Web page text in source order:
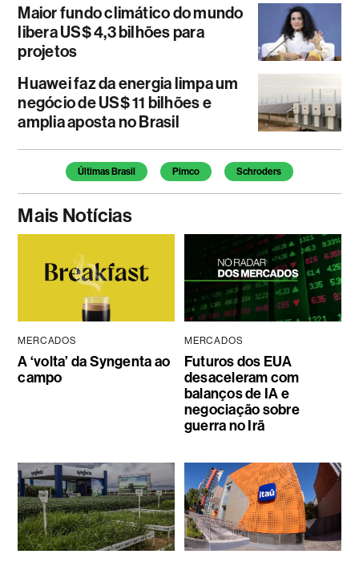
Maior fundo climático do mundo
libera US$ 4,3 bilhões para
projetos
Huawei faz da energia limpa um
negócio de US$ 11 bilhões e
amplia aposta no Brasil
Temas deste artigo
Últimas Brasil Pimco Schroders
Mais Notícias
MERCADOS
A ‘volta’ da Syngenta ao
campo
MERCADOS
Futuros dos EUA
desaceleram com
balanços de IA e
negociação sobre
guerra no Irã